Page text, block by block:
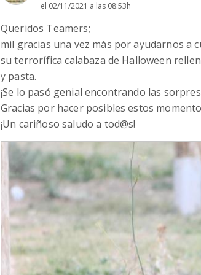
el 02/11/2021 a las 08:53h
Queridos Teamers;
mil gracias una vez más por ayudarnos a
su terrorífica calabaza de Halloween
y pasta.
¡Se lo pasó genial encontrando las
Gracias por hacer posibles estos
¡Un cariñoso saludo a tod@s!